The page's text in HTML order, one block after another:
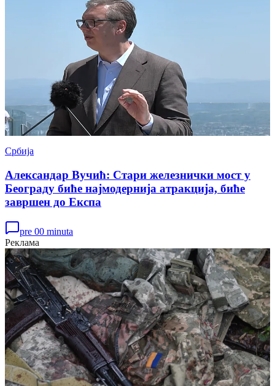
Србија
Александар Вучић: Стари железнички мост у
Београду биће најмодернија атракција, биће
завршен до Експа
pre 00 minuta
Реклама